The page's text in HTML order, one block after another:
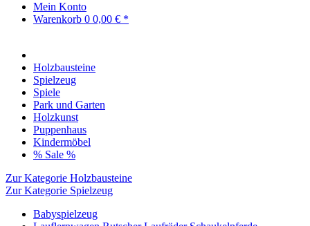
Mein Konto
Warenkorb 0 0,00 € *
Holzbausteine
Spielzeug
Spiele
Park und Garten
Holzkunst
Puppenhaus
Kindermöbel
% Sale %
Zur Kategorie Holzbausteine
Zur Kategorie Spielzeug
Babyspielzeug